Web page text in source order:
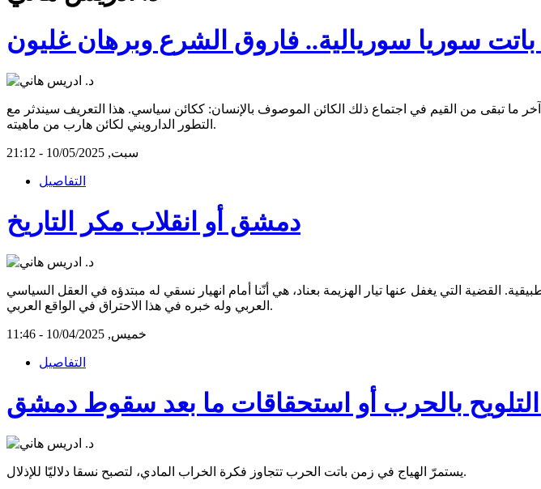
سوريا سوريالية.. فاروق الشرع وبرهان غليون
ما تبقى من القيم في اجتماع ذلك الكائن الموصوف بالإنسان: ككائن سياسي. هذا التعريف سيندثر مع
التطور الدارويني لكائن هارب من ماهيته.
سبت, 10/05/2025 - 21:12
التفاصيل
دمشق أو انقلاب مكر التاريخ
القضية التي يغفل عنها تيار الهزيمة بعناد، هي أنّنا أمام انهيار نسقي له مبتدؤه في العقل السياسي
العربي وله خبره في هذا الاحتراق في الواقع العربي.
خميس, 10/04/2025 - 11:46
التفاصيل
بالحرب أو استحقاقات ما بعد سقوط دمشق
يستمرّ الهياج في زمن باتت الحرب تتجاوز فكرة الخراب المادي، لتصبح نسقا دلاليّا للإذلال.